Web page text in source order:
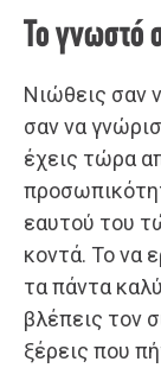
Το γνωστό
Νιώθεις σαν
σαν να
έχεις τώρα
εαυτού του
κοντά. Το να
τα πάντα
βλέπεις τον
ξέρεις που